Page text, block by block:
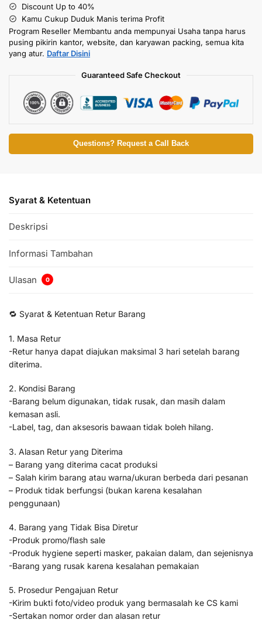
Discount Up to 40%
Kamu Cukup Duduk Manis terima Profit
Program Reseller Membantu anda mempunyai Usaha tanpa harus
pusing pikirin kantor, website, dan karyawan packing, semua kita
yang atur. Daftar Disini
Guaranteed Safe Checkout
Questions? Request a Call Back
Syarat & Ketentuan
Deskripsi
Informasi Tambahan
Ulasan 0
🔁 Syarat & Ketentuan Retur Barang
1. Masa Retur
-Retur hanya dapat diajukan maksimal 3 hari setelah barang
diterima.
2. Kondisi Barang
-Barang belum digunakan, tidak rusak, dan masih dalam
kemasan asli.
-Label, tag, dan aksesoris bawaan tidak boleh hilang.
3. Alasan Retur yang Diterima
– Barang yang diterima cacat produksi
– Salah kirim barang atau warna/ukuran berbeda dari pesanan
– Produk tidak berfungsi (bukan karena kesalahan
penggunaan)
4. Barang yang Tidak Bisa Diretur
-Produk promo/flash sale
-Produk hygiene seperti masker, pakaian dalam, dan sejenisnya
-Barang yang rusak karena kesalahan pemakaian
5. Prosedur Pengajuan Retur
-Kirim bukti foto/video produk yang bermasalah ke CS kami
-Sertakan nomor order dan alasan retur